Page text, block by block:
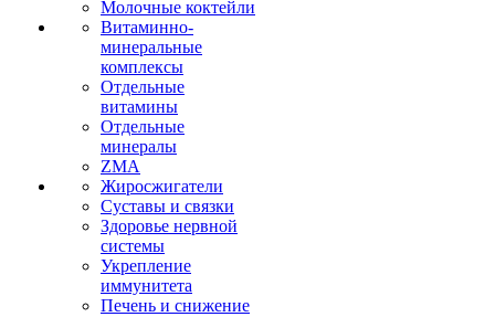
Молочные коктейли
Витаминно-
минеральные
комплексы
Отдельные
витамины
Отдельные
минералы
ZMA
Жиросжигатели
Суставы и связки
Здоровье нервной
системы
Укрепление
иммунитета
Печень и снижение